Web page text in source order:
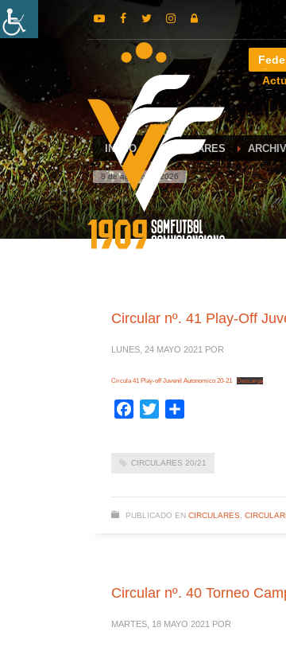
INICIO CIRCULARES
8 de agosto de 2026
Circular nº. 41 Play-Off
LUNES, 24 MAYO 2021 POR
Circula 41 Play-off Juvenil Autonomico 20-21 Descarga
Facebook
Twitter
CIRCULARES 20/21
PUBLICADO EN CIRCULARES,
Circular nº. 40 Torneo
MARTES, 18 MAYO 2021 POR